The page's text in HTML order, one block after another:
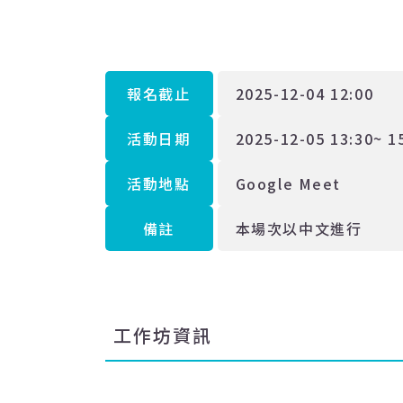
報名截止 2025-12-04 12:00
活動日期 2025-12-05 13:30~
活動地點 Google Meet
備註 本場次以中文進行
工作坊資訊